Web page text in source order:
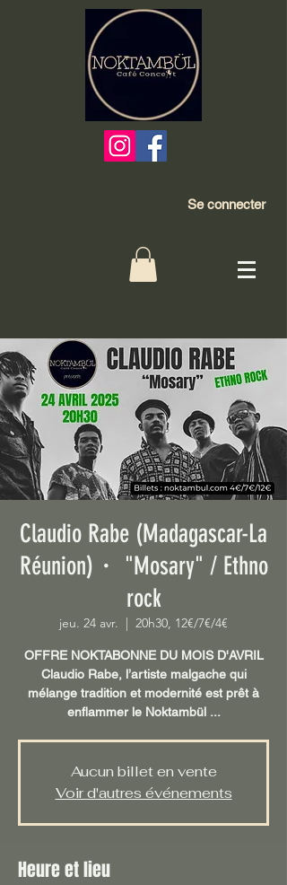
Se connecter
Claudio Rabe (Madagascar-La
Réunion)・ "Mosary" / Ethno
rock
jeu. 24 avr. 20h30, 12€/7€/4€
OFFRE NOKTABONNE DU MOIS D'AVRIL
Claudio Rabe, l’artiste malgache qui
mélange tradition et modernité est prêt à
enflammer le Noktambül ...
Aucun billet en vente
Voir d'autres événements
Heure et lieu